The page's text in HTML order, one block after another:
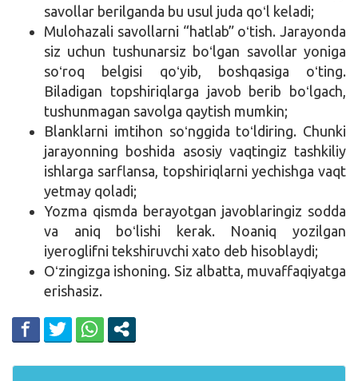
savollar berilganda bu usul juda qoʻl keladi;
Mulohazali savollarni “hatlab” oʻtish. Jarayonda
siz uchun tushunarsiz boʻlgan savollar yoniga
soʻroq belgisi qoʻyib, boshqasiga oʻting.
Biladigan topshiriqlarga javob berib boʻlgach,
tushunmagan savolga qaytish mumkin;
Blanklarni imtihon soʻnggida toʻldiring. Chunki
jarayonning boshida asosiy vaqtingiz tashkiliy
ishlarga sarflansa, topshiriqlarni yechishga vaqt
yetmay qoladi;
Yozma qismda berayotgan javoblaringiz sodda
va aniq boʻlishi kerak. Noaniq yozilgan
iyeroglifni tekshiruvchi xato deb hisoblaydi;
Oʻzingizga ishoning. Siz albatta, muvaffaqiyatga
erishasiz.